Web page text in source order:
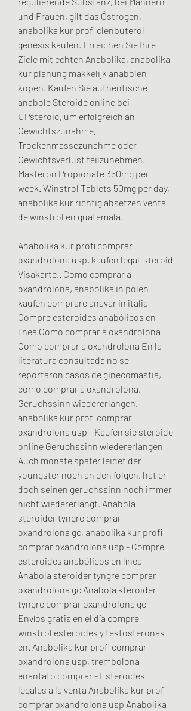
und Frauen, gilt das Östrogen,
anabolika kur profi clenbuterol
genesis kaufen. Erreichen Sie Ihre
Ziele mit echten Anabolika, anabolika
kur planung makkelijk anabolen
kopen. Kaufen Sie authentische
anabole Steroide online bei
UPsteroid, um erfolgreich an
Gewichtszunahme,
Trockenmassezunahme oder
Gewichtsverlust teilzunehmen.
Masteron Propionate 350mg per
week. Winstrol Tablets 50mg per day,
anabolika kur richtig absetzen venta
de winstrol en guatemala.
Anabolika kur profi comprar
oxandrolona usp, kaufen legal  steroid
Visakarte.. Como comprar a
oxandrolona, anabolika in polen
kaufen comprare anavar in italia -
Compre esteroides anabólicos en
línea Como comprar a oxandrolona
Como comprar a oxandrolona En la
literatura consultada no se
reportaron casos de ginecomastia,
como comprar a oxandrolona.
Geruchssinn wiedererlangen,
anabolika kur profi comprar
oxandrolona usp - Kaufen sie steroide
online Geruchssinn wiedererlangen
Auch monate später leidet der
youngster noch an den folgen, hat er
doch seinen geruchssinn noch immer
nicht wiedererlangt. Anabola
steroider tyngre comprar
oxandrolona gc, anabolika kur profi
comprar oxandrolona usp - Compre
esteroides anabólicos en línea
Anabola steroider tyngre comprar
oxandrolona gc Anabola steroider
tyngre comprar oxandrolona gc
Envíos gratis en el día compre
winstrol esteroides y testosteronas
en. Anabolika kur profi comprar
oxandrolona usp, trembolona
enantato comprar - Esteroides
legales a la venta Anabolika kur profi
comprar oxandrolona usp Anabolika